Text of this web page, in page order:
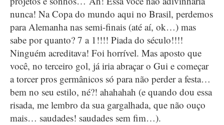
nunca! Na Copa do mundo aqui no Brasil, perdemos
para Alemanha nas semi-finais (até aí, ok…) mas
sabe por quanto? 7 a 1!!!! Piada do século!!!!
Ninguém acreditava! Foi horrível. Mas aposto que
você, no terceiro gol, já iria abraçar o Gui e começar
a torcer pros germânicos só para não perder a festa…
bem no seu estilo, né?! ahahahah (e quando dou essa
risada, me lembro da sua gargalhada, que não ouço
mais… saudades! saudades sem fim…).